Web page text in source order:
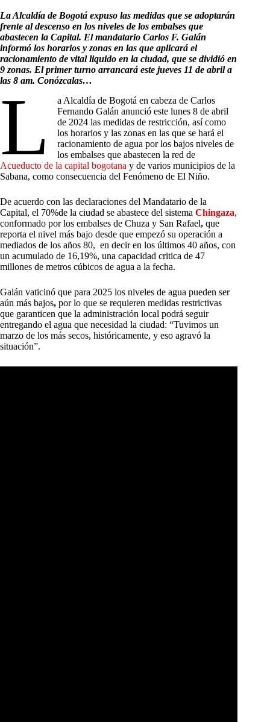
La Alcaldía de Bogotá expuso las medidas que se adoptarán
frente al descenso en los niveles de los embalses que
abastecen la Capital. El mandatario Carlos F. Galán
informó los horarios y zonas en las que aplicará el
racionamiento de vital liquido en la ciudad, que se dividió en
9 zonas. El primer turno arrancará este jueves 11 de abril a
las 8 am. Conózcalas…
L
a Alcaldía de Bogotá en cabeza de Carlos
Fernando Galán anunció este lunes 8 de abril
de 2024 las medidas de restricción, así como
los horarios y las zonas en las que se hará el
racionamiento de agua por los bajos niveles de
los embalses que abastecen la red de
Acueducto de la capital bogotana y de varios municipios de la
Sabana, como consecuencia del Fenómeno de El Niño.
De acuerdo con las declaraciones del Mandatario de la
Capital, el 70%de la ciudad se abastece del sistema Chingaza,
conformado por los embalses de Chuza y San Rafael, que
reporta el nivel más bajo desde que empezó su operación a
mediados de los años 80, en decir en los últimos 40 años, con
un acumulado de 16,19%, una capacidad critica de 47
millones de metros cúbicos de agua a la fecha.
Galán vaticinó que para 2025 los niveles de agua pueden ser
aún más bajos, por lo que se requieren medidas restrictivas
que garanticen que la administración local podrá seguir
entregando el agua que necesidad la ciudad: “Tuvimos un
marzo de los más secos, históricamente, y eso agravó la
situación”.